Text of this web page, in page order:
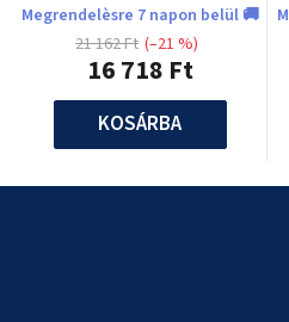
Megrendelèsre 7 napon belül 🚚
16 718 Ft
21 162 Ft (–21 %)
KOSÁRBA